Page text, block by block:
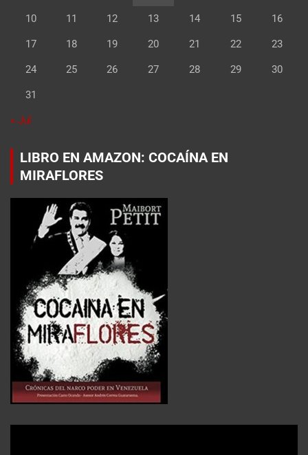
10 11 12 13 14 15 16
17 18 19 20 21 22 23
24 25 26 27 28 29 30
31
« Jul
LIBRO EN AMAZON: COCAÍNA EN
MIRAFLORES